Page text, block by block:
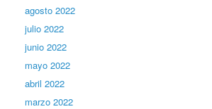
agosto 2022
julio 2022
junio 2022
mayo 2022
abril 2022
marzo 2022